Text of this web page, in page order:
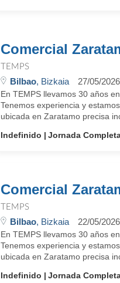
Comercial
TEMPS
Bilbao, Bizkaia 27/05/2026
En TEMPS llevamos 30 años
Tenemos experiencia y
ubicada en Zaratamo precisa
Indefinido
Jornada
Comercial
TEMPS
Bilbao, Bizkaia 22/05/2026
En TEMPS llevamos 30 años
Tenemos experiencia y
ubicada en Zaratamo precisa
Indefinido
Jornada